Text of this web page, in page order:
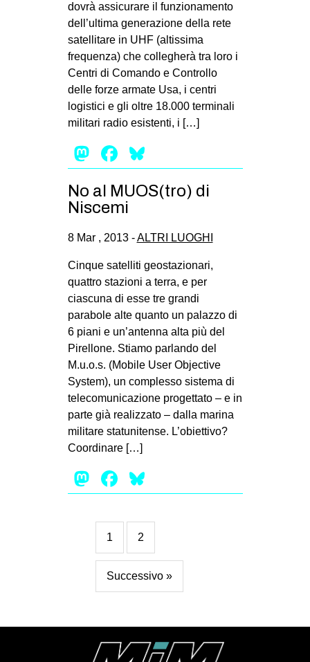
dovrà assicurare il funzionamento
dell’ultima generazione della rete
satellitare in UHF (altissima
frequenza) che collegherà tra loro i
Centri di Comando e Controllo
delle forze armate Usa, i centri
logistici e gli oltre 18.000 terminali
militari radio esistenti, i […]
Mastodon
Facebook
No al MUOS(tro) di
Niscemi
8 Mar , 2013 -ALTRI LUOGHI
Cinque satelliti geostazionari,
quattro stazioni a terra, e per
ciascuna di esse tre grandi
parabole alte quanto un palazzo di
6 piani e un’antenna alta più del
Pirellone. Stiamo parlando del
M.u.o.s. (Mobile User Objective
System), un complesso sistema di
telecomunicazione progettato – e in
parte già realizzato – dalla marina
militare statunitense. L’obiettivo?
Coordinare […]
Mastodon
Facebook
1 2
Successivo »